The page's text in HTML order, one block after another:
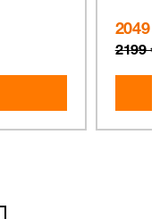
2049
2199 €